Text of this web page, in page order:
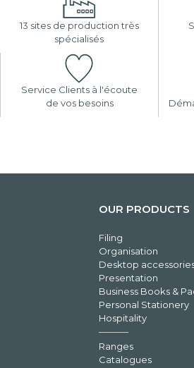
13 sites de production très
spécialisés
Service Clients à l'écoute
de vos besoins
OUR PRODUCTS
Filing
Organisation
Desktop
Presentation
Business Books &
Personal Stationery
Hospitality
Ranges
Catalogues